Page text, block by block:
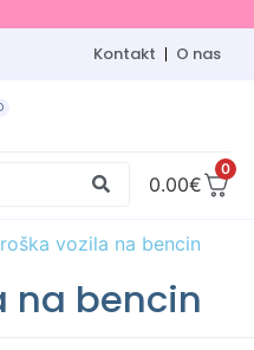
Kontakt O nas
0
0.00€
vozila na bencin
na bencin